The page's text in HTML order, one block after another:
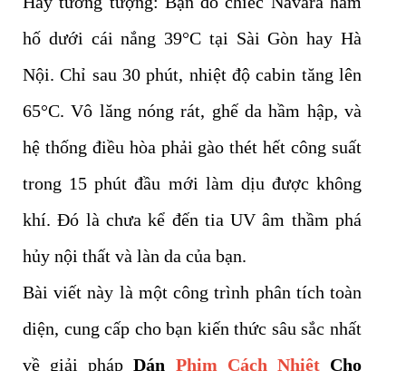
hố dưới cái nắng 39°C tại Sài Gòn hay Hà
Nội. Chỉ sau 30 phút, nhiệt độ cabin tăng lên
65°C. Vô lăng nóng rát, ghế da hầm hập, và
hệ thống điều hòa phải gào thét hết công suất
trong 15 phút đầu mới làm dịu được không
khí. Đó là chưa kể đến tia UV âm thầm phá
hủy nội thất và làn da của bạn.
Bài viết này là một công trình phân tích toàn
diện, cung cấp cho bạn kiến thức sâu sắc nhất
về giải phápDán Phim Cách NhiệtCho